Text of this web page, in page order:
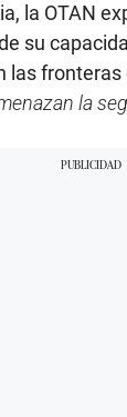
la OTAN
su
las
la